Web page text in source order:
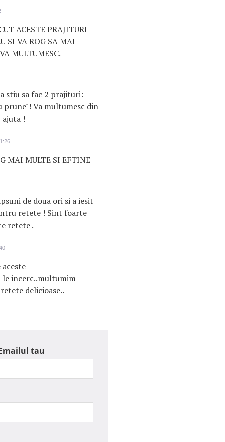
ACESTE PRAJITURI
SI VA ROG SA MAI
MULTUMESC.
stiu sa fac 2 prajituri:
prune"! Va multumesc din
ajuta !
MAI MULTE SI EFTINE
de doua ori si a iesit
retete ! Sint foarte
retete .
le incerc..multumim
delicioase..
tau